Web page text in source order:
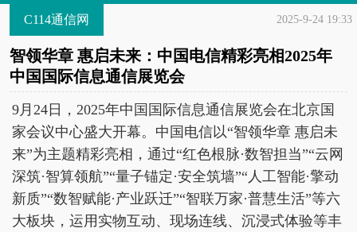
C114通信网 2025-9-24 19:33
智领华章 惠启未来：中国电信精彩亮相2025年
中国国际信息通信展览会
9月24日，2025年中国国际信息通信展览会在北京国
家会议中心盛大开幕。中国电信以“智领华章 惠启未
来”为主题精彩亮相，通过“红色根脉·数智担当”“云网
深筑·智算领航”“量子锚定·安全筑墙”“人工智能·擎动
新质”“数智赋能·产业跃迁”“智联万家·普慧生活”等六
大板块，运用实物互动、现场连线、沉浸式体验等丰